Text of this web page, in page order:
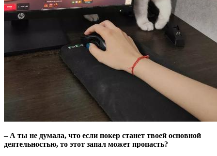
– А ты не думала, что если покер станет твоей основной
деятельностью, то этот запал может пропасть?